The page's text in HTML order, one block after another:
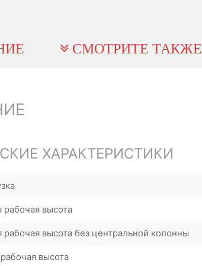
СМОТРИТЕ ТАКЖЕ
ХАРАКТЕРИСТИКИ
высота
высота без центральной колонны
высота